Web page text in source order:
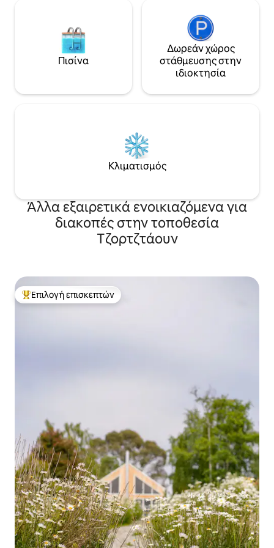
Πισίνα
Δωρεάν χώρος
στάθμευσης στην
ιδιοκτησία
Κλιματισμός
Άλλα εξαιρετικά ενοικιαζόμενα για
διακοπές στην τοποθεσία
Τζορτζτάουν
Κορυφαία επιλογή επισκεπτών
Επιλογή επισκεπτών